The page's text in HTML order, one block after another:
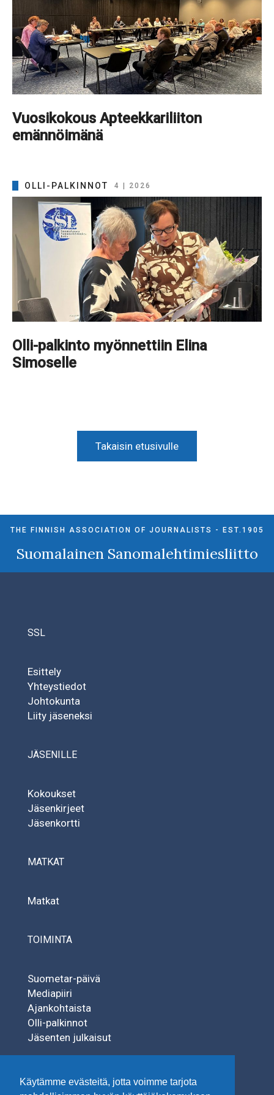
Käytämme evästeitä, jotta voimme tarjota
Vuosikokous Apteekkariliiton
emännöimänä
OLLI-PALKINNOT 4 | 2026
Olli-palkinto myönnettiin Elina
Simoselle
Takaisin etusivulle
THE FINNISH ASSOCIATION OF JOURNALISTS - EST.1905
Suomalainen Sanomalehtimiesliitto
SSL
Esittely
Yhteystiedot
Johtokunta
Liity jäseneksi
JÄSENILLE
Kokoukset
Jäsenkirjeet
Jäsenkortti
MATKAT
Matkat
TOIMINTA
Suometar-päivä
Mediapiiri
Ajankohtaista
Olli-palkinnot
Jäsenten julkaisut
SÄÄTIÖT